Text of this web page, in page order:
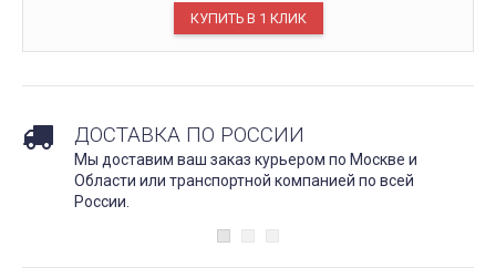
ДОСТАВКА ПО РОССИИ
Мы доставим ваш заказ курьером по Москве и
Области или транспортной компанией по всей
России.